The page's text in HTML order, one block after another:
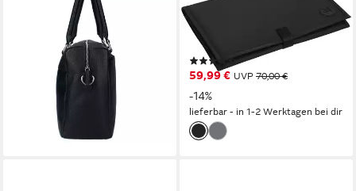
Wickeltasche Schwarze Baby
Wickeltasche mit Unterlage
Echt Leder Schultertasche
ab 99,95 €
lieferbar - in 2-3 Werktagen bei dir
Wickeltasche, inklusive
Wickelunterlage, ohne
abgebildete Accessories
(3)
59,99 € UVP 70,00 €
-14%
lieferbar - in 1-2 Werktagen bei dir